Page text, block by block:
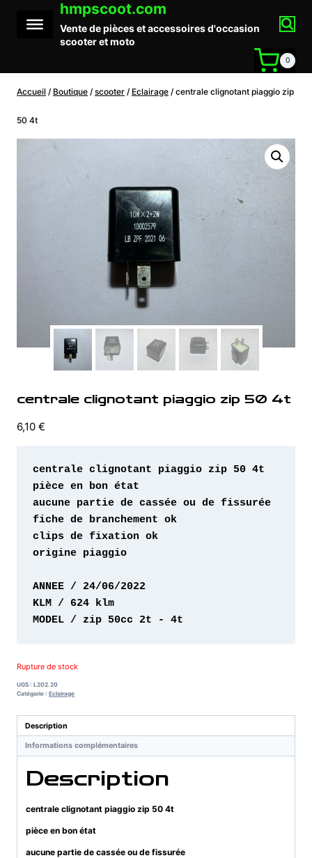
contenu
hmpscoot.com
Vente de pièces et accessoires d'occasion
scooter et moto
0
Accueil / Boutique / scooter / Eclairage / centrale clignotant piaggio zip
50 4t
centrale clignotant piaggio zip 50 4t
6,10 €
origine piaggio
ANNEE / 24/06/2022
MODEL / zip 50cc 2t - 4t
Rupture de stock
UGS : L202.20
Catégorie : Eclairage
Description
Informations complémentaires
Description
centrale clignotant piaggio zip 50 4t
pièce en bon état
aucune partie de cassée ou de fissurée